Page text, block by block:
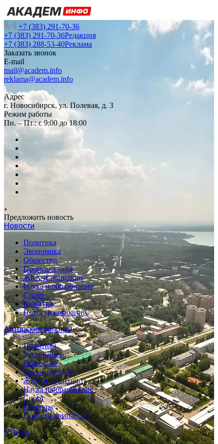
+7 (383) 291-70-36
+7 (383) 291-70-36Редакция
+7 (383) 288-53-40Реклама
Заказать звонок
E-mail
mail@academ.info
reklama@academ.info
Адрес
г. Новосибирск, ул. Полевая, д. 3
Режим работы
Пн. – Пт.: с 9:00 до 18:00
Предложить новость
Новости
Политика
Экономика
Общество
Происшествия
ЖКХ и транспорт
Наука и образование
Спорт
Культура
Новости компаний
Авторские колонки
Политика
Экономика
Общество
Происшествия
ЖКХ и транспорт
Наука и образование
Спорт
Культура
Новости компаний
Статьи